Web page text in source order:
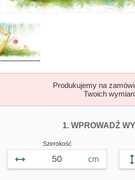
Produkujemy na
Twoich
1. WPROWADŹ
Szerokość
cm